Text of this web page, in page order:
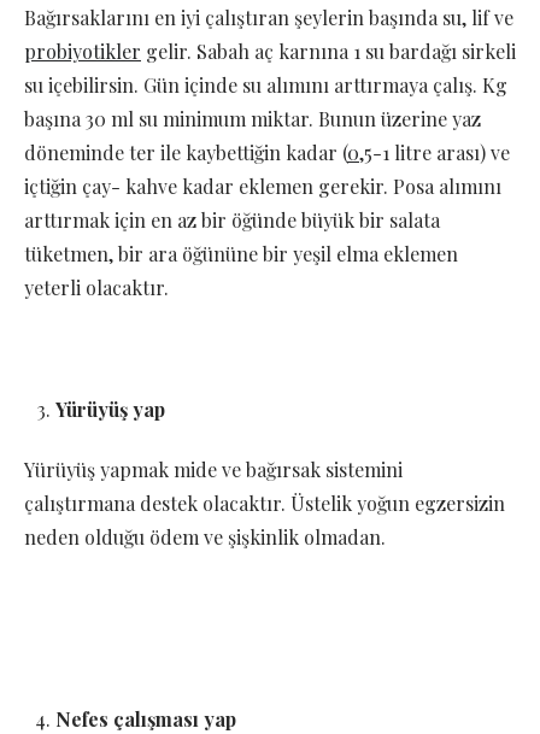
Bağırsaklarını en iyi çalıştıran şeylerin başında su, lif ve
probiyotikler gelir. Sabah aç karnına 1 su bardağı sirkeli
su içebilirsin. Gün içinde su alımını arttırmaya çalış. Kg
başına 30 ml su minimum miktar. Bunun üzerine yaz
döneminde ter ile kaybettiğin kadar (0,5-1 litre arası) ve
içtiğin çay- kahve kadar eklemen gerekir. Posa alımını
arttırmak için en az bir öğünde büyük bir salata
tüketmen, bir ara öğününe bir yeşil elma eklemen
yeterli olacaktır.
Yürüyüş yap
Yürüyüş yapmak mide ve bağırsak sistemini
çalıştırmana destek olacaktır. Üstelik yoğun egzersizin
neden olduğu ödem ve şişkinlik olmadan.
Nefes çalışması yap